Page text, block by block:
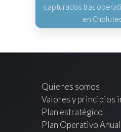
capturados tras
en
Quienes somos
Valores y principios
Plan estratégico
Plan Operativo Anual